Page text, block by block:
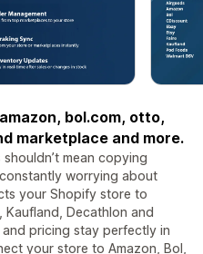
bol.com, otto,
marketplace and more.
mean copying
worrying about
your Shopify store to
Kaufland, Decathlon and
pricing stay perfectly in
your store to Amazon, Bol,